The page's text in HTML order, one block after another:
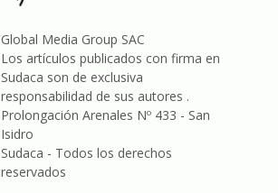
Global Media Group SAC
Los artículos publicados con firma en
Sudaca son de exclusiva
responsabilidad de sus autores .
Prolongación Arenales Nº 433 - San
Isidro
Sudaca - Todos los derechos
reservados